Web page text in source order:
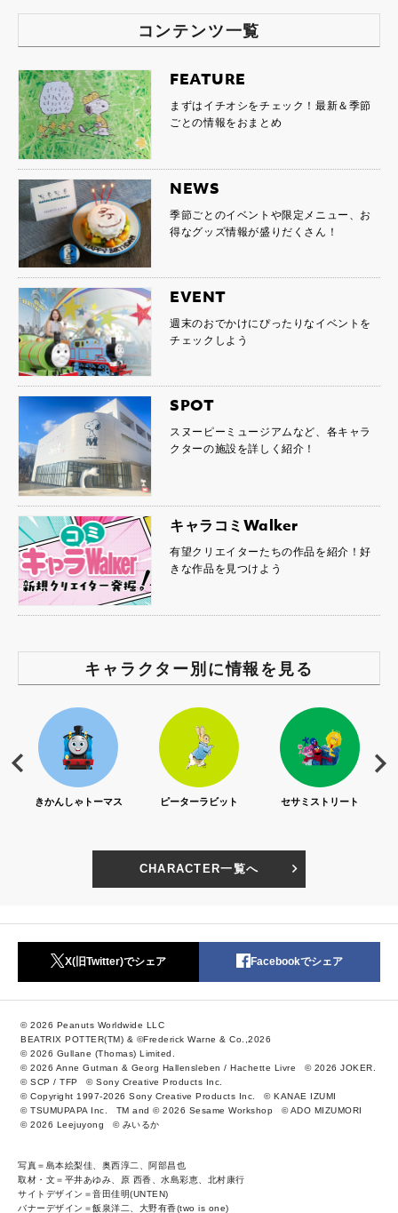
コンテンツ一覧
FEATURE
まずはイチオシをチェック！最新＆季節
ごとの情報をおまとめ
NEWS
季節ごとのイベントや限定メニュー、お
得なグッズ情報が盛りだくさん！
EVENT
週末のおでかけにぴったりなイベントを
チェックしよう
SPOT
スヌーピーミュージアムなど、各キャラ
クターの施設を詳しく紹介！
キャラコミWalker
有望クリエイターたちの作品を紹介！好
きな作品を見つけよう
キャラクター別に情報を見る
きかんしゃトーマス ピーターラビット セサミストリート
CHARACTER一覧へ
X(旧Twitter)でシェア Facebookでシェア
© 2026 Peanuts Worldwide LLC
BEATRIX POTTER(TM) & ©Frederick Warne & Co.,2026
© 2026 Gullane (Thomas) Limited.
© 2026 Anne Gutman & Georg Hallensleben / Hachette Livre
© 2026 JOKER.
© SCP / TFP
© Sony Creative Products Inc.
© Copyright 1997-2026 Sony Creative Products Inc.
© KANAE IZUMI
© TSUMUPAPA Inc.
TM and © 2026 Sesame Workshop
© ADO MIZUMORI
© 2026 Leejuyong
© みいるか
写真＝島本絵梨佳、奥西淳二、阿部昌也
取材・文＝平井あゆみ、原 西香、水島彩恵、北村康行
サイトデザイン＝音田佳明(UNTEN)
バナーデザイン＝飯泉洋二、大野有香(two is one)